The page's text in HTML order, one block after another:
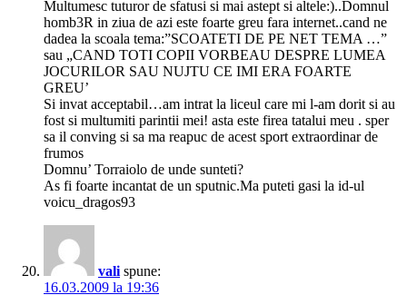
Multumesc tuturor de sfatusi si mai astept si altele:)..Domnul
homb3R in ziua de azi este foarte greu fara internet..cand ne
dadea la scoala tema:”SCOATETI DE PE NET TEMA …”
sau „CAND TOTI COPII VORBEAU DESPRE LUMEA
JOCURILOR SAU NUJTU CE IMI ERA FOARTE
GREU’
Si invat acceptabil…am intrat la liceul care mi l-am dorit si au
fost si multumiti parintii mei! asta este firea tatalui meu . sper
sa il conving si sa ma reapuc de acest sport extraordinar de
frumos
Domnu’ Torraiolo de unde sunteti?
As fi foarte incantat de un sputnic.Ma puteti gasi la id-ul
voicu_dragos93
vali spune:
16.03.2009 la 19:36